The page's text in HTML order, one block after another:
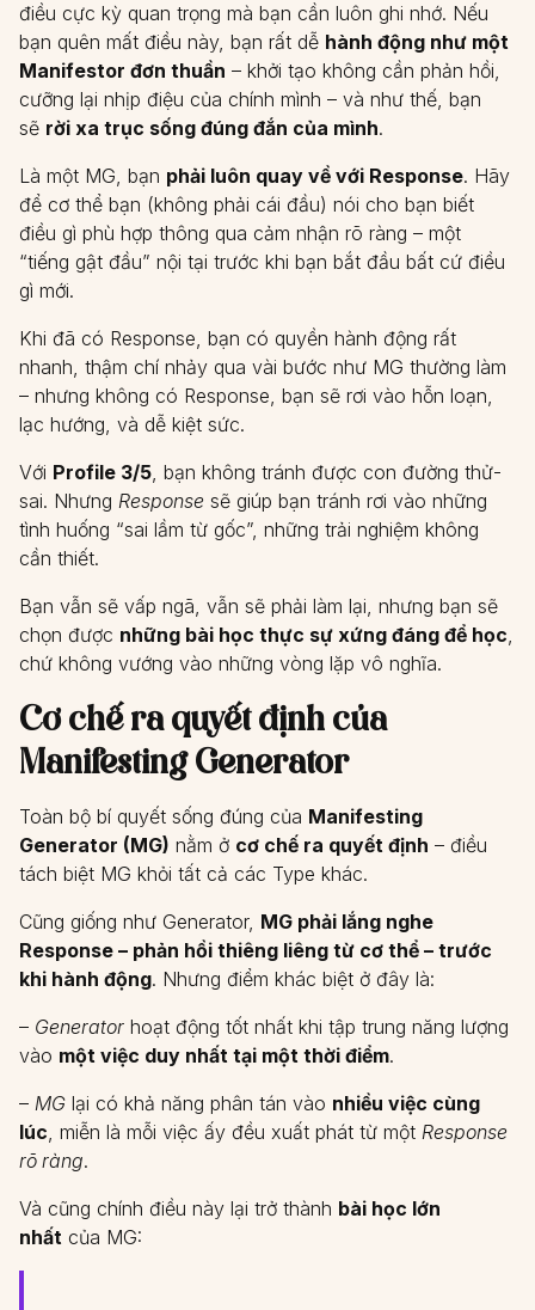
điều cực kỳ quan trọng mà bạn cần luôn ghi nhớ. Nếu
bạn quên mất điều này, bạn rất dễ hành động như một
Manifestor đơn thuần – khởi tạo không cần phản hồi,
cưỡng lại nhịp điệu của chính mình – và như thế, bạn
sẽ rời xa trục sống đúng đắn của mình.
Là một MG, bạn phải luôn quay về với Response. Hãy
để cơ thể bạn (không phải cái đầu) nói cho bạn biết
điều gì phù hợp thông qua cảm nhận rõ ràng – một
“tiếng gật đầu” nội tại trước khi bạn bắt đầu bất cứ điều
gì mới.
Khi đã có Response, bạn có quyền hành động rất
nhanh, thậm chí nhảy qua vài bước như MG thường làm
– nhưng không có Response, bạn sẽ rơi vào hỗn loạn,
lạc hướng, và dễ kiệt sức.
Với Profile 3/5, bạn không tránh được con đường thử-
sai. Nhưng Response sẽ giúp bạn tránh rơi vào những
tình huống “sai lầm từ gốc”, những trải nghiệm không
cần thiết.
Bạn vẫn sẽ vấp ngã, vẫn sẽ phải làm lại, nhưng bạn sẽ
chọn được những bài học thực sự xứng đáng để học,
chứ không vướng vào những vòng lặp vô nghĩa.
Cơ chế ra quyết định của
Manifesting Generator
Toàn bộ bí quyết sống đúng của Manifesting
Generator (MG) nằm ở cơ chế ra quyết định – điều
tách biệt MG khỏi tất cả các Type khác.
Cũng giống như Generator, MG phải lắng nghe
Response – phản hồi thiêng liêng từ cơ thể – trước
khi hành động. Nhưng điểm khác biệt ở đây là:
– Generator hoạt động tốt nhất khi tập trung năng lượng
vào một việc duy nhất tại một thời điểm.
– MG lại có khả năng phân tán vào nhiều việc cùng
lúc, miễn là mỗi việc ấy đều xuất phát từ một Response
rõ ràng.
Và cũng chính điều này lại trở thành bài học lớn
nhất của MG: